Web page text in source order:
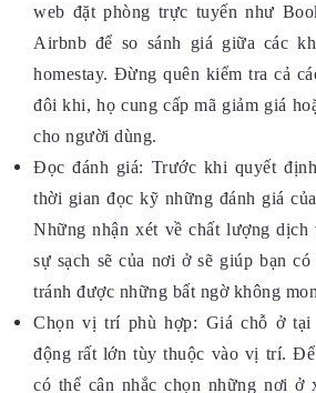
web đặt phòng trực tuyến như
Airbnb để so sánh giá giữa các
homestay. Đừng quên kiểm tra cả
đôi khi, họ cung cấp mã giảm giá
cho người dùng.
Đọc đánh giá: Trước khi quyết
thời gian đọc kỹ những đánh giá
Những nhận xét về chất lượng
sự sạch sẽ của nơi ở sẽ giúp bạn
tránh được những bất ngờ không
Chọn vị trí phù hợp: Giá chỗ ở tại
động rất lớn tùy thuộc vào vị trí.
có thể cân nhắc chọn những nơi ở